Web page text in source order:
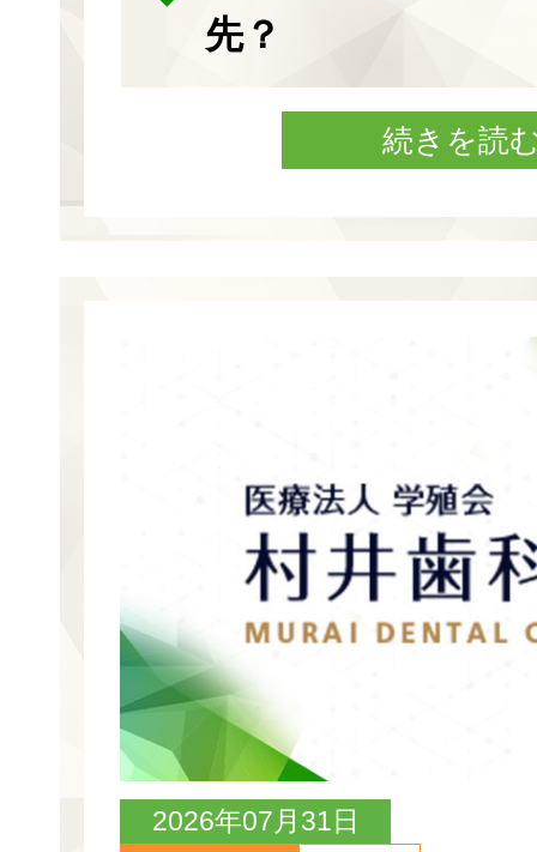
先？
続きを読
2026年07月31日